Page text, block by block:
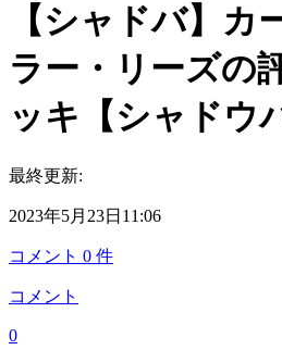
【シャドバ】カ
ラー・リーズの
ッキ【シャドウ
最終更新:
2023年5月23日11:06
コメント 0 件
コメント
0